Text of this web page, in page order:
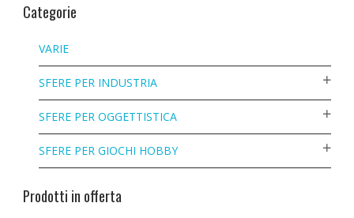
Categorie
VARIE
SFERE PER INDUSTRIA
SFERE PER OGGETTISTICA
SFERE PER GIOCHI HOBBY
Prodotti in offerta